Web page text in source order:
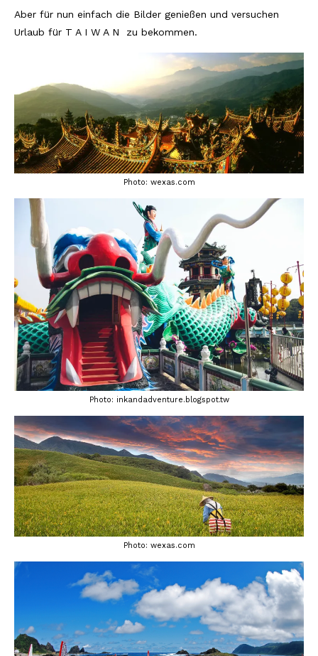
U.A.E.
Katar
Reviews
Hotels
Food
Ausserdem
Photos
Videos
Tips
#Worldsessedin
Blog
Lissabon Kolumne
Poster
Aber für nun einfach die Bilder genießen und versuchen
Urlaub für T A I W A N zu bekommen.
Photo: wexas.com
Photo: inkandadventure.blogspot.tw
Photo: wexas.com